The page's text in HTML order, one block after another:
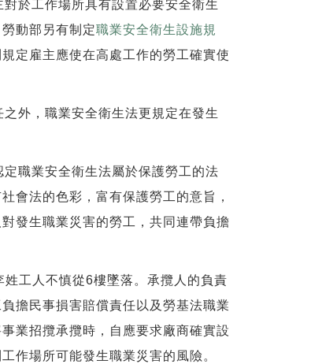
於工作場所具有設置必要安全衛生
動部另有制定職業安全衛生設施規
定雇主應使在高處工作的勞工確實使
外，職業安全衛生法更規定在發生
職業安全衛生法屬於保護勞工的法
會法的色彩，富有保護勞工的意旨，
發生職業災害的勞工，共同連帶負擔
工人不慎從6樓墜落。承攬人的負責
擔民事損害賠償責任以及勞基法職業
業招攬承攬時，自應要求廠商確實設
作場所可能發生職業災害的風險。